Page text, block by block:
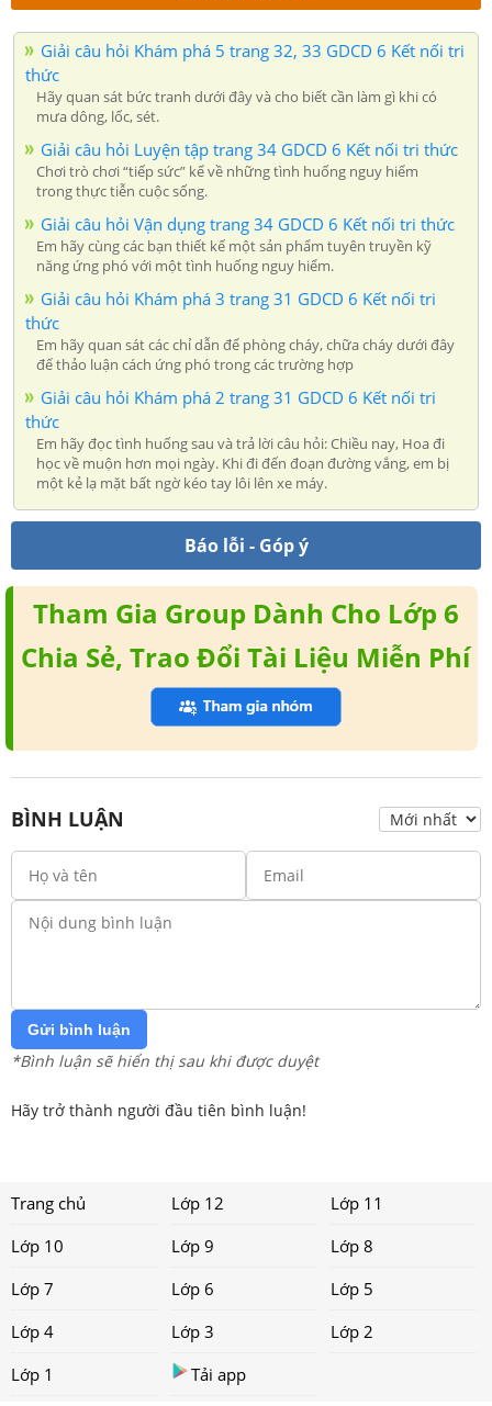
Giải câu hỏi Khám phá 5 trang 32, 33 GDCD 6 Kết nối tri
thức
Hãy quan sát bức tranh dưới đây và cho biết cần làm gì khi có
mưa dông, lốc, sét.
Giải câu hỏi Luyện tập trang 34 GDCD 6 Kết nối tri thức
Chơi trò chơi “tiếp sức” kể về những tình huống nguy hiểm
trong thực tiễn cuộc sống.
Giải câu hỏi Vận dụng trang 34 GDCD 6 Kết nối tri thức
Em hãy cùng các bạn thiết kế một sản phẩm tuyên truyền kỹ
năng ứng phó với một tình huống nguy hiểm.
Giải câu hỏi Khám phá 3 trang 31 GDCD 6 Kết nối tri
thức
Em hãy quan sát các chỉ dẫn để phòng cháy, chữa cháy dưới đây
để thảo luận cách ứng phó trong các trường hợp
Giải câu hỏi Khám phá 2 trang 31 GDCD 6 Kết nối tri
thức
Em hãy đọc tình huống sau và trả lời câu hỏi: Chiều nay, Hoa đi
học về muộn hơn mọi ngày. Khi đi đến đoạn đường vắng, em bị
một kẻ lạ mặt bất ngờ kéo tay lôi lên xe máy.
Báo lỗi - Góp ý
Tham Gia Group Dành Cho Lớp 6
Chia Sẻ, Trao Đổi Tài Liệu Miễn Phí
BÌNH LUẬN
Gửi bình luận
*Bình luận sẽ hiển thị sau khi được duyệt
Hãy trở thành người đầu tiên bình luận!
Trang chủ Lớp 12
Lớp 11
Lớp 10
Lớp 9
Lớp 8
Lớp 7
Lớp 6
Lớp 5
Lớp 4
Lớp 3
Lớp 2
Lớp 1
Tải app